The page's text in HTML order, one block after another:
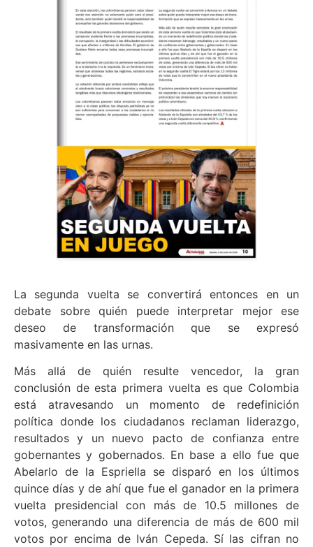
La segunda vuelta se convertirá entonces en un
debate sobre quién puede interpretar mejor ese
deseo de transformación que se expresó
masivamente en las urnas.
Más allá de quién resulte vencedor, la gran
conclusión de esta primera vuelta es que Colombia
está atravesando un momento de redefinición
política donde los ciudadanos reclaman liderazgo,
resultados y un nuevo pacto de confianza entre
gobernantes y gobernados. En base a ello fue que
Abelarlo de la Espriella se disparó en los últimos
quince días y de ahí que fue el ganador en la primera
vuelta presidencial con más de 10.5 millones de
votos, generando una diferencia de más de 600 mil
votos por encima de Iván Cepeda. Sí las cifran no